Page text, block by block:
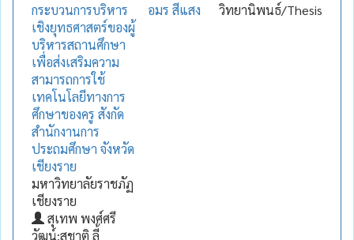
กระบวนการบริหาร
เชิงยุทธศาสตร์ของผู้
บริหารสถานศึกษา
เพื่อส่งเสริมความ
สามารถการใช้
เทคโนโลยีทางการ
ศึกษาของครู สังกัด
สำนักงานการ
ประถมศึกษา จังหวัด
เชียงราย
มหาวิทยาลัยราชภัฏ
เชียงราย
สุเทพ พงศ์ศรี
วัฒน์;สุชาติ ลี้
อมร สีแสง วิทยานิพนธ์/Thesis